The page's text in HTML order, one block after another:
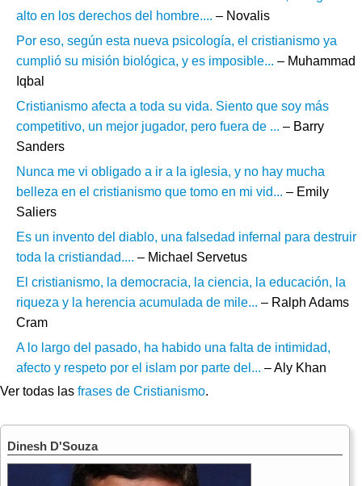
alto en los derechos del hombre.... – Novalis
Por eso, según esta nueva psicología, el cristianismo ya
cumplió su misión biológica, y es imposible... – Muhammad
Iqbal
Cristianismo afecta a toda su vida. Siento que soy más
competitivo, un mejor jugador, pero fuera de ... – Barry
Sanders
Nunca me vi obligado a ir a la iglesia, y no hay mucha
belleza en el cristianismo que tomo en mi vid... – Emily
Saliers
Es un invento del diablo, una falsedad infernal para destruir
toda la cristiandad.... – Michael Servetus
El cristianismo, la democracia, la ciencia, la educación, la
riqueza y la herencia acumulada de mile... – Ralph Adams
Cram
A lo largo del pasado, ha habido una falta de intimidad,
afecto y respeto por el islam por parte del... – Aly Khan
Ver todas las frases de Cristianismo.
Dinesh D'Souza